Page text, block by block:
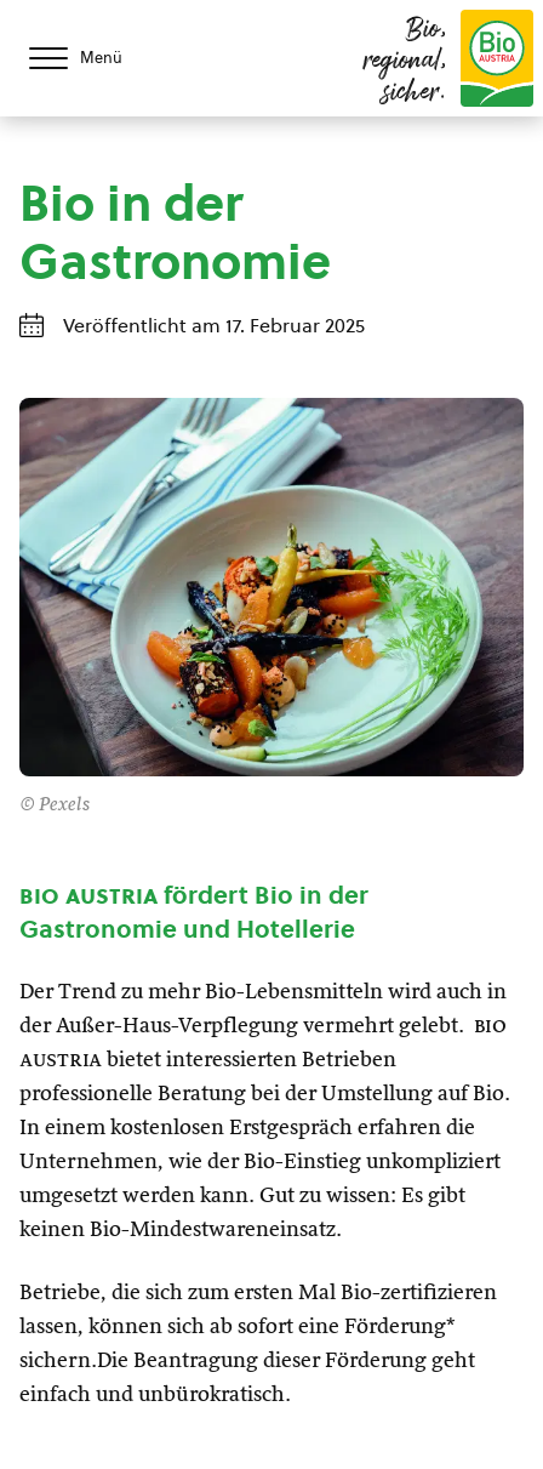
Menü
Bio,
regional,
sicher.
Bio in der
Gastronomie
Veröffentlicht am 17. Februar 2025
© Pexels
bio austriafördert Bio in der
Gastronomie und Hotellerie
Der Trend zu mehr Bio-Lebensmitteln wird auch in
der Außer-Haus-Verpflegung vermehrt gelebt. bio
austria bietet interessierten Betrieben
professionelle Beratung bei der Umstellung auf Bio.
In einem kostenlosen Erstgespräch erfahren die
Unternehmen, wie der Bio-Einstieg unkompliziert
umgesetzt werden kann. Gut zu wissen: Es gibt
keinen Bio-Mindestwareneinsatz.
Betriebe, die sich zum ersten Mal Bio-zertifizieren
lassen, können sich ab sofort eine Förderung*
sichern.Die Beantragung dieser Förderung geht
einfach und unbürokratisch.